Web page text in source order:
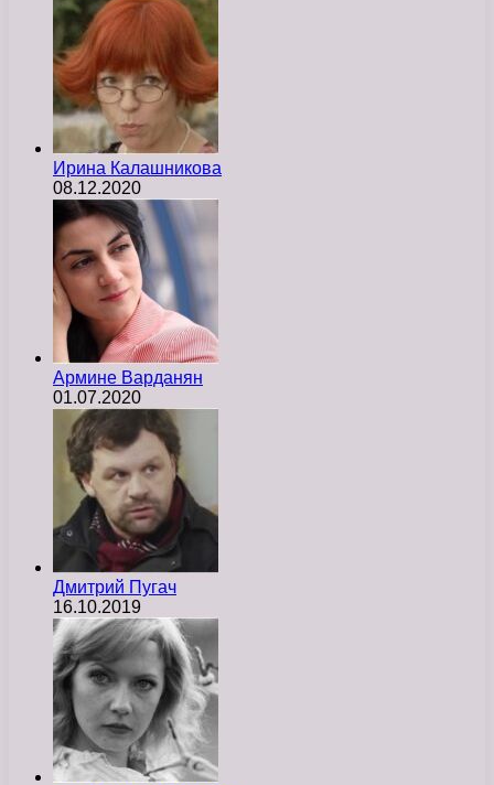
Ирина Калашникова
08.12.2020
Армине Варданян
01.07.2020
Дмитрий Пугач
16.10.2019